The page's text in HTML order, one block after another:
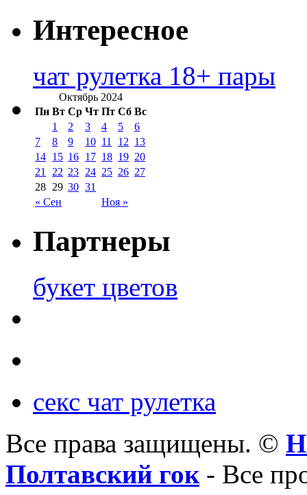
Интересное
чат рулетка 18+ пары
Октябрь 2024
Пн Вт Ср Чт Пт Сб Вс
« Сен Ноя »
1 2 3 4 5
6
7
8 9 10 11 12 13
14 15 16 17 18 19 20
21
22 23 24 25 26 27
28 29 30 31
Партнеры
букет цветов
секс чат рулетка
Все права защищены. ©
Полтавский гок- Все